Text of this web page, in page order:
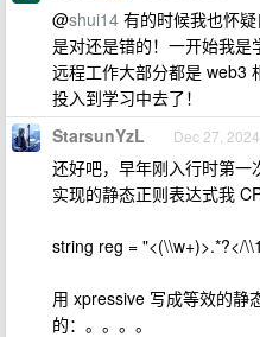
@shui14 有的时候我也怀
是对还是错的！一开始我
远程工作大部分都是 web3
投入到学习中去了！
StarsunYzL Dec 27, 2024
还好吧，早年刚入行时第
实现的静态正则表达式我
string reg = "<(\\w+)>.*?</
用 xpressive 写成等效的静
的：。。。。